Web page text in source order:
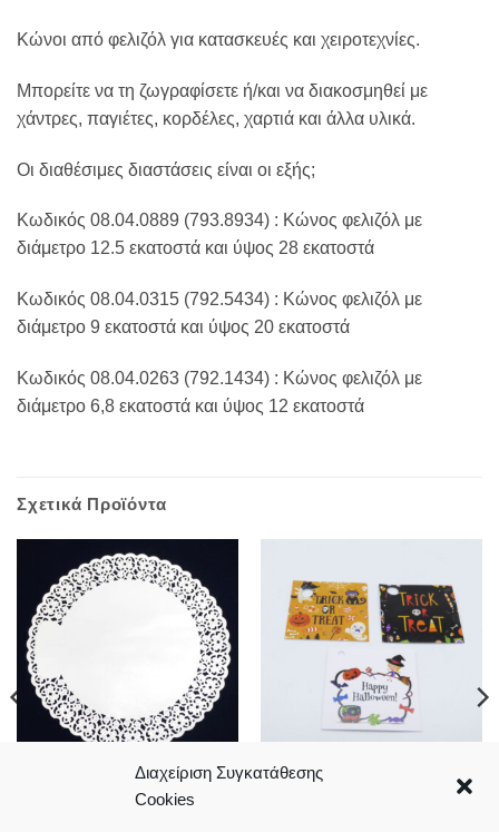
Διαχείριση Συγκατάθεσης
Cookies
Κώνοι από φελιζόλ για κατασκευές και χειροτεχνίες.
Μπορείτε να τη ζωγραφίσετε ή/και να διακοσμηθεί με
χάντρες, παγιέτες, κορδέλες, χαρτιά και άλλα υλικά.
Οι διαθέσιμες διαστάσεις είναι οι εξής;
Κωδικός 08.04.0889 (793.8934) : Κώνος φελιζόλ με
διάμετρο 12.5 εκατοστά και ύψος 28 εκατοστά
Κωδικός 08.04.0315 (792.5434) : Κώνος φελιζόλ με
διάμετρο 9 εκατοστά και ύψος 20 εκατοστά
Κωδικός 08.04.0263 (792.1434) : Κώνος φελιζόλ με
διάμετρο 6,8 εκατοστά και ύψος 12 εκατοστά
Σχετικά Προϊόντα
τουρτοδαντέλες σε διάφορες
Halloween κάρτες Trick or